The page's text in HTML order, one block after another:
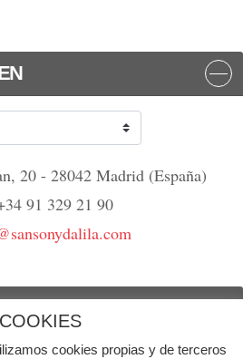
20 - 28042 Madrid (España)
91 329 21 90
COOKIES
cookies propias y de terceros